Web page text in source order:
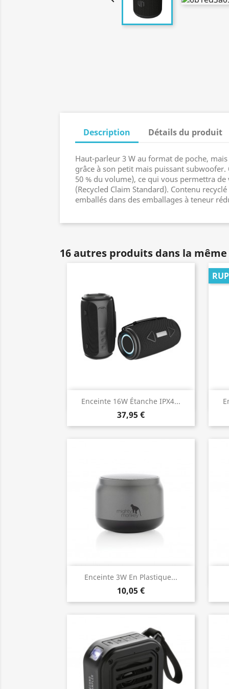
Description Détails du produit
Haut-parleur 3 W au format de poche,
grâce à son petit mais puissant
50 % du volume), ce qui vous permettra
(Recycled Claim Standard). Contenu
emballés dans des emballages à teneur
16 autres produits dans la
Enceinte 16W Étanche IPX4...
37,95 €
Aperçu rapide
Enceinte 3W En Plastique...
10,05 €
Aperçu rapide